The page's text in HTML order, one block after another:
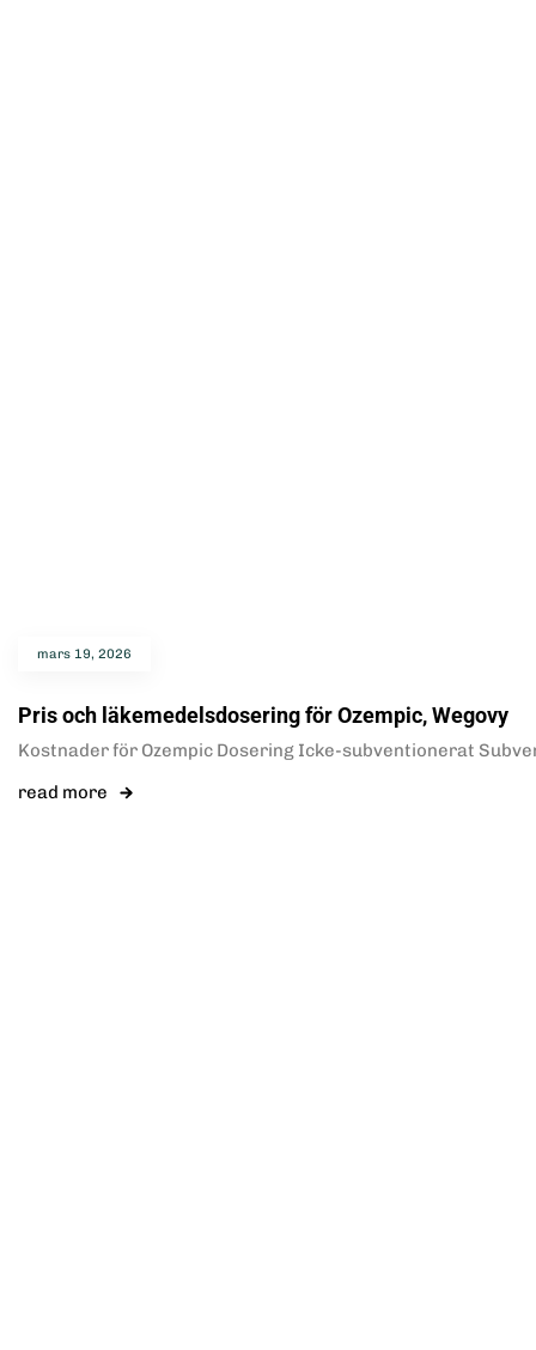
mars 19, 2026
Pris och läkemedelsdosering för Ozempic, Wegovy
Kostnader för Ozempic Dosering Icke-subventionerat
read more